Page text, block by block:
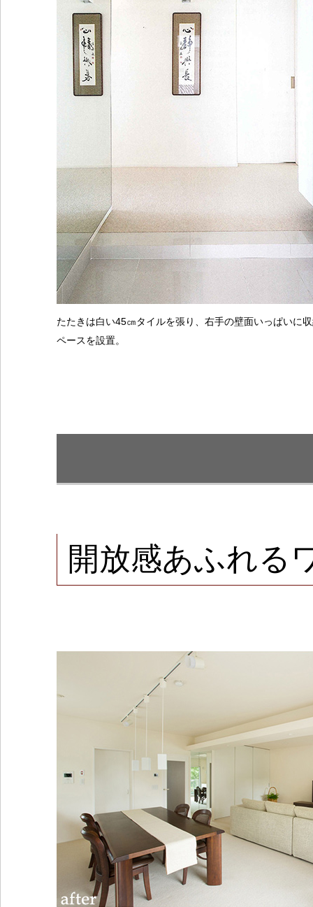
たたきは白い45㎝タイルを張り、右手の壁面いっぱいに
ペースを設置。
開放感あふれる